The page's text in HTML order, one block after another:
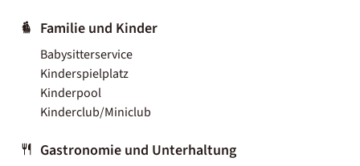
Familie und Kinder
Babysitterservice
Kinderspielplatz
Kinderpool
Kinderclub/Miniclub
Gastronomie und Unterhaltung